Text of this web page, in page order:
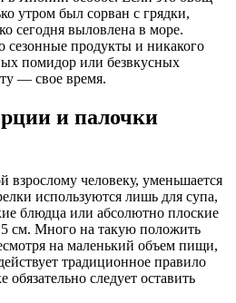
утром был сорван с грядки,
сегодня выловлена в море.
сезонные продукты и никакого
помидор или безвкусных
— свое время.
и палочки
человеку, уменьшается
используются лишь для супа,
блюдца или абсолютно плоские
см. Много на такую положить
на маленький объем пищи,
традиционное правило
обязательно следует оставить